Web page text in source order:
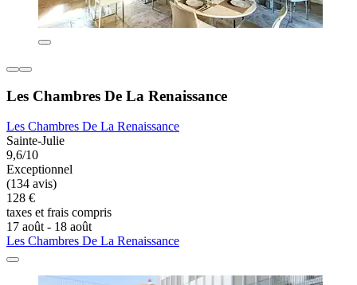
Les Chambres De La Renaissance
Les Chambres De La Renaissance
Sainte-Julie
9,6/10
Exceptionnel
(134 avis)
128 €
taxes et frais compris
17 août - 18 août
Les Chambres De La Renaissance